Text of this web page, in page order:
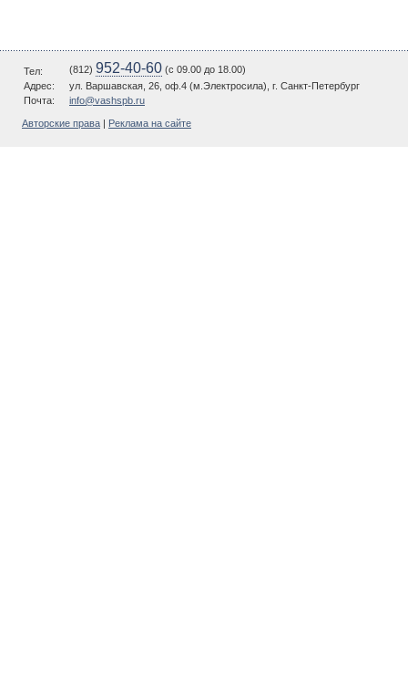
Тел: (812) 952-40-60 (c 09.00 до 18.00)
Адрес:
ул. Варшавская, 26, оф.4 (м.Электросила), г. Санкт-Петербург
Почта:
info@vashspb.ru
Авторские права Реклама на сайте